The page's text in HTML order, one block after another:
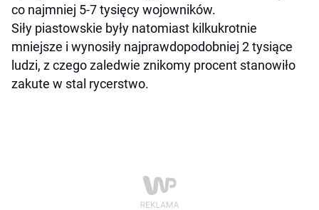
co najmniej 5-7 tysięcy wojowników.
Siły piastowskie były natomiast kilkukrotnie
mniejsze i wynosiły najprawdopodobniej 2 tysiące
ludzi, z czego zaledwie znikomy procent stanowiło
zakute w stal rycerstwo.